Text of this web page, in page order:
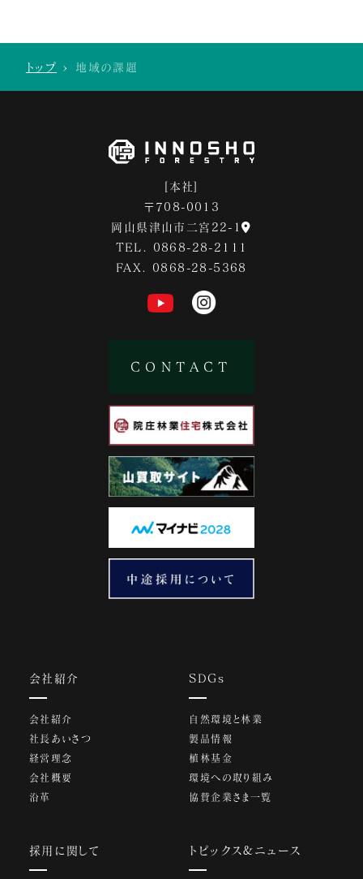
トップ > 地域の課題
[本社]
〒708-0013
岡山県津山市二宮22-1
TEL. 0868-28-2111
FAX. 0868-28-5368
CONTACT
会社紹介
会社紹介
社長あいさつ
経営理念
会社概要
沿革
SDGs
自然環境と林業
製品情報
植林基金
環境への取り組み
協賛企業さま一覧
採用に関して トピックス&ニュース